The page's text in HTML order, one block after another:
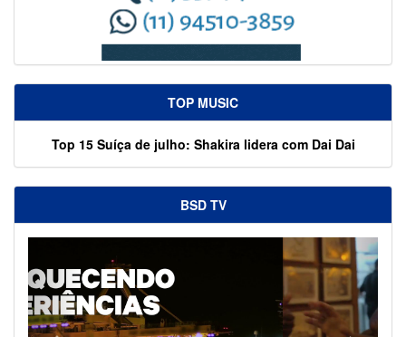
TOP MUSIC
Top 15 Suíça de julho: Shakira lidera com Dai Dai
BSD TV